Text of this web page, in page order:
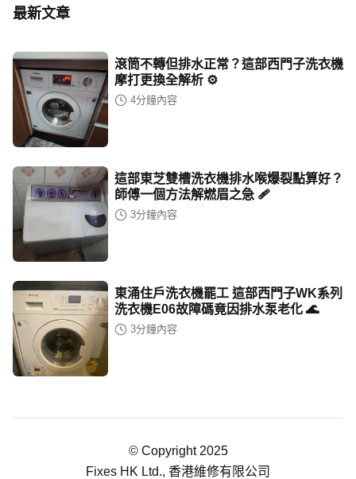
最新文章
滾筒不轉但排水正常？這部西門子洗衣機
摩打更換全解析 ⚙️
4分鐘內容
這部東芝雙槽洗衣機排水喉爆裂點算好？
師傅一個方法解燃眉之急 🩹
3分鐘內容
東涌住戶洗衣機罷工 這部西門子WK系列
洗衣機E06故障碼竟因排水泵老化 🌊
3分鐘內容
© Copyright 2025
Fixes HK Ltd., 香港維修有限公司